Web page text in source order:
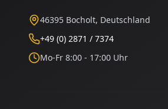
46395 Bocholt, Deutschland
+49 (0) 2871 / 7374
Mo-Fr 8:00 - 17:00 Uhr